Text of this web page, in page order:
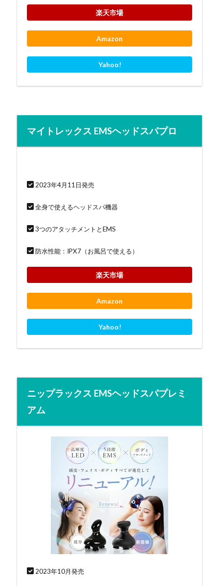
楽天市場
Amazon
Yahoo!
マイトレックス EMSヘッドスパプロ
2023年4月11日発売
全身で使えるヘッドスパ機器
3つのアタッチメントとEMS
防水性能：IPX7（お風呂で使える）
楽天市場
Amazon
Yahoo!
ニップラックス EMSヘッドスパプレミ
アム
2023年10月発売